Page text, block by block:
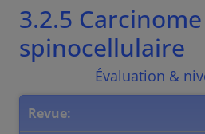
3.2.5 Carcinome
spinocellulaire
Évaluation &
Revue: